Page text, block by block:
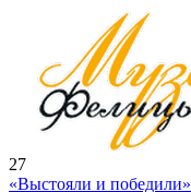
27
«Выстояли и победили»